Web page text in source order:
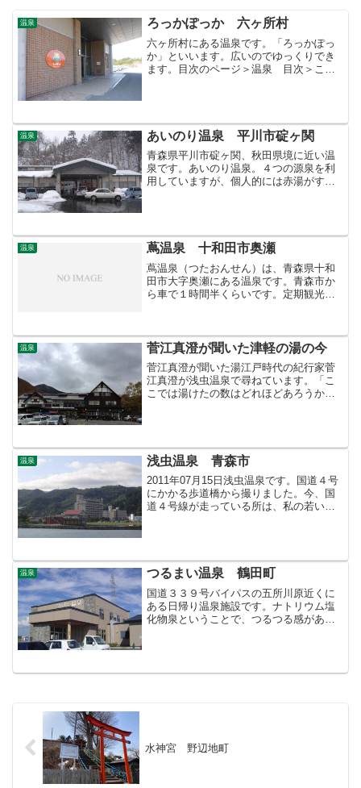
温泉 ろっかぽっか 六ヶ所村
六ヶ所村にある温泉です。「ろっかぽっ
か」といいます。広いのでゆっくりでき
ます。目次のページ＞温泉 目次＞この
温泉 あいのり温泉 平川市碇ヶ関
青森県平川市碇ヶ関、秋田県境に近い温
泉です。あいのり温泉。４つの源泉を利
用していますが、個人的には赤湯がすき
温泉 蔦温泉 十和田市奥瀬
蔦温泉（つたおんせん）は、青森県十和
田市大字奥瀬にある温泉です。青森市か
ら車で１時間半くらいです。定期観光バ
湯船の下に源泉があり、入...
温泉 菅江真澄が聞いた津軽の湯の今
菅江真澄が聞いた湯江戸時代の紀行家菅
江真澄が浅虫温泉で尋ねています。「こ
こでは湯けたの数はどれほどあろうか」
た。どこと何処にと尋ねる...
温泉 浅虫温泉 青森市
2011年07月15日浅虫温泉です。国道４号
にかかる歩道橋から撮りました。今、国
道４号線が走っている所は、私の若いこ
です。2010年...
温泉 つるまい温泉 鶴田町
国道３３９号バイパスの五所川原近くに
ある日帰り温泉施設です。ナトリウム塩
化物泉ということで、つるつる感があり
＞温泉 目次＞このページ
水神宮 野辺地町